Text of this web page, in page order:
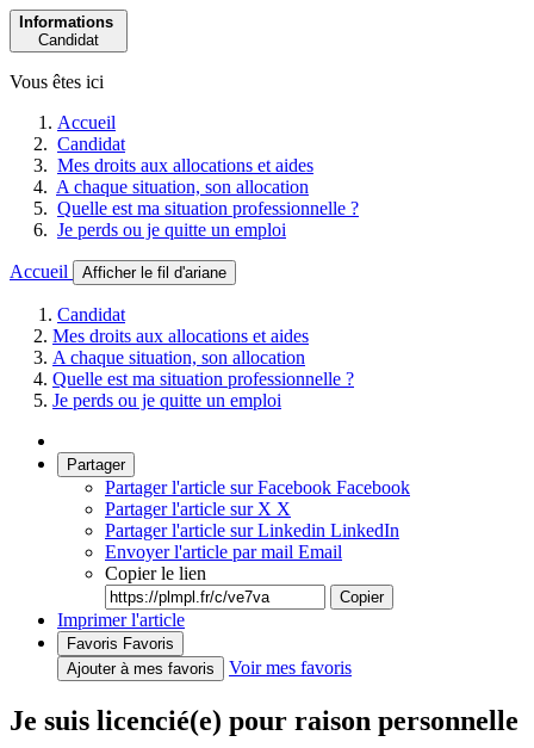
Informations
Candidat
Vous êtes ici
Accueil
Candidat
Mes droits aux allocations et aides
A chaque situation, son allocation
Quelle est ma situation professionnelle ?
Je perds ou je quitte un emploi
Accueil Afficher le fil d'ariane
Candidat
Mes droits aux allocations et aides
A chaque situation, son allocation
Quelle est ma situation professionnelle ?
Je perds ou je quitte un emploi
Partager
Partager l'article sur Facebook Facebook
Partager l'article sur X X
Partager l'article sur Linkedin LinkedIn
Envoyer l'article par mail Email
Copier le lien
Copier
Imprimer l'article
Favoris Favoris
Ajouter à mes favoris
Voir mes favoris
Je suis licencié(e) pour raison personnelle